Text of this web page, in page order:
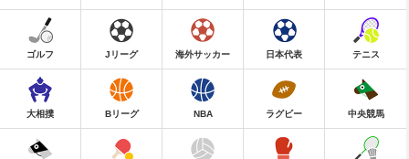
ゴルフ Jリーグ 海外サッカー 日本代表 テニス
大相撲 Bリーグ NBA ラグビー 中央競馬